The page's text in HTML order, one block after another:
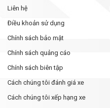
Liên hệ
Điều khoản sử dụng
Chính sách bảo mật
Chính sách quảng cáo
Chính sách biên tập
Cách chúng tôi đánh giá xe
Cách chúng tôi xếp hạng xe